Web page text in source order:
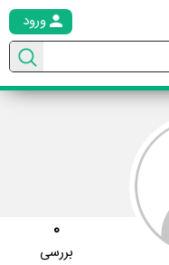
ورود
0
بررسی